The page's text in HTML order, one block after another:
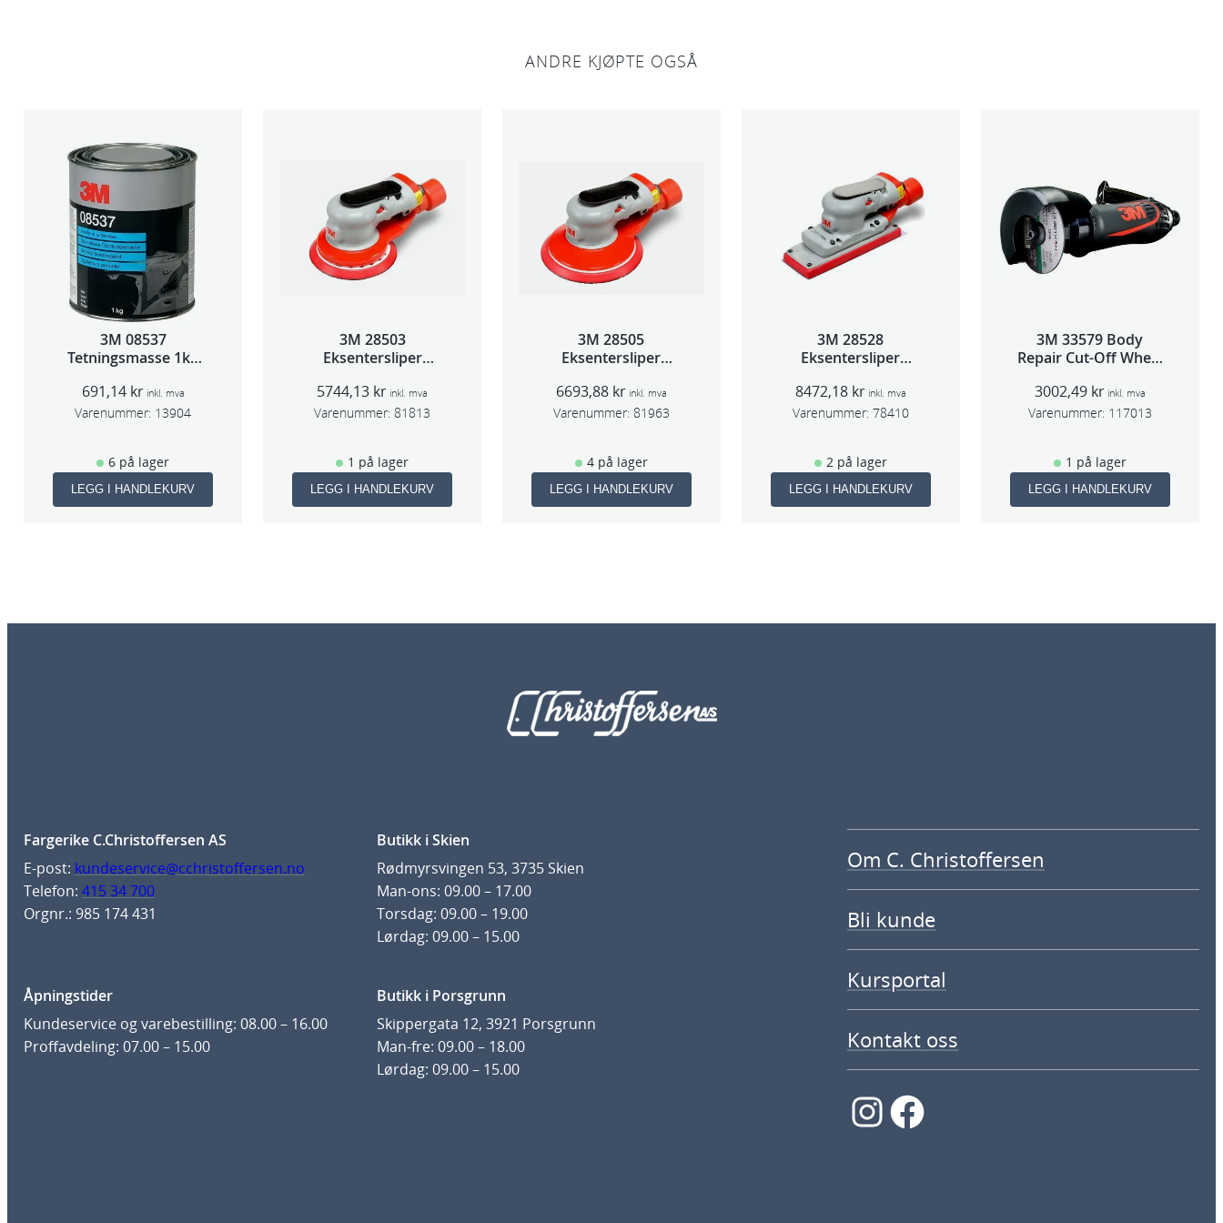
u
g
a
n
t
l
ANDRE KJØPTE OGSÅ
3M 08537
Tetningsmasse 1kg
691,14 kr inkl. mva
Varenummer: 13904
6 på lager
LEGG I HANDLEKURV
3M 28503
Eksentersliper
slag 75mm
5744,13 kr inkl. mva
Varenummer: 81813
1 på lager
LEGG I HANDLEKURV
3M 28505
Eksentersliper
slag 75mm
6693,88 kr inkl. mva
Varenummer: 81963
4 på lager
LEGG I HANDLEKURV
3M 28528
Eksentersliper
slag 70×198
8472,18 kr inkl. mva
Varenummer: 78410
2 på lager
LEGG I HANDLEKURV
3M 33579 Body
Repair Cut-Off Wheel
3002,49 kr inkl. mva
Varenummer: 117013
1 på lager
LEGG I HANDLEKURV
Fargerike C.Christoffersen AS
E-post: kundeservice@cchristoffersen.no
Telefon: 415 34 700
Orgnr.: 985 174 431
Butikk i Skien
Rødmyrsvingen 53, 3735 Skien
Man-ons: 09.00 – 17.00
Torsdag: 09.00 – 19.00
Lørdag: 09.00 – 15.00
Åpningstider
Kundeservice og varebestilling: 08.00 – 16.00
Proffavdeling: 07.00 – 15.00
Butikk i Porsgrunn
Skippergata 12, 3921 Porsgrunn
Man-fre: 09.00 – 18.00
Lørdag: 09.00 – 15.00
Om C. Christoffersen
Bli kunde
Kursportal
Kontakt oss
InstagramFacebook